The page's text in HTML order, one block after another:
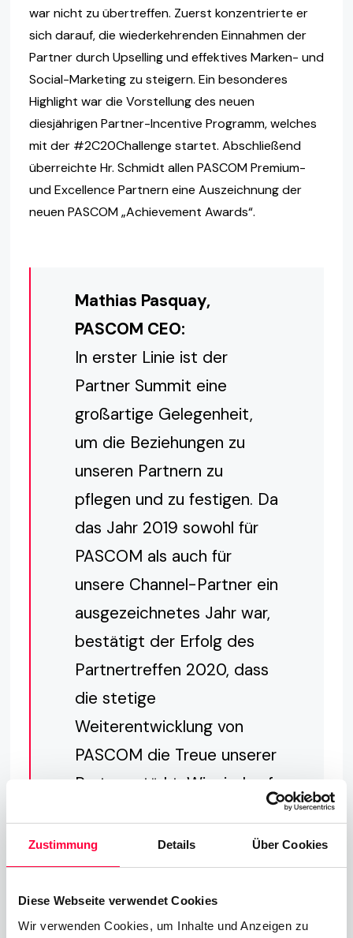
Zustimmung Details Über Cookies
Diese Webseite verwendet Cookies
Wir verwenden Cookies, um Inhalte und Anzeigen zu
war nicht zu übertreffen. Zuerst konzentrierte er
sich darauf, die wiederkehrenden Einnahmen der
Partner durch Upselling und effektives Marken- und
Social-Marketing zu steigern. Ein besonderes
Highlight war die Vorstellung des neuen
diesjährigen Partner-Incentive Programm, welches
mit der #2C20Challenge startet. Abschließend
überreichte Hr. Schmidt allen PASCOM Premium-
und Excellence Partnern eine Auszeichnung der
neuen PASCOM „Achievement Awards“.
Mathias Pasquay,
PASCOM CEO:
In erster Linie ist der
Partner Summit eine
großartige Gelegenheit,
um die Beziehungen zu
unseren Partnern zu
pflegen und zu festigen. Da
das Jahr 2019 sowohl für
PASCOM als auch für
unsere Channel-Partner ein
ausgezeichnetes Jahr war,
bestätigt der Erfolg des
Partnertreffen 2020, dass
die stetige
Weiterentwicklung von
PASCOM die Treue unserer
Partner stärkt. Wir sind auf
freuen uns auf weitere
Erfolgsgeschichten im Jahr
2021.